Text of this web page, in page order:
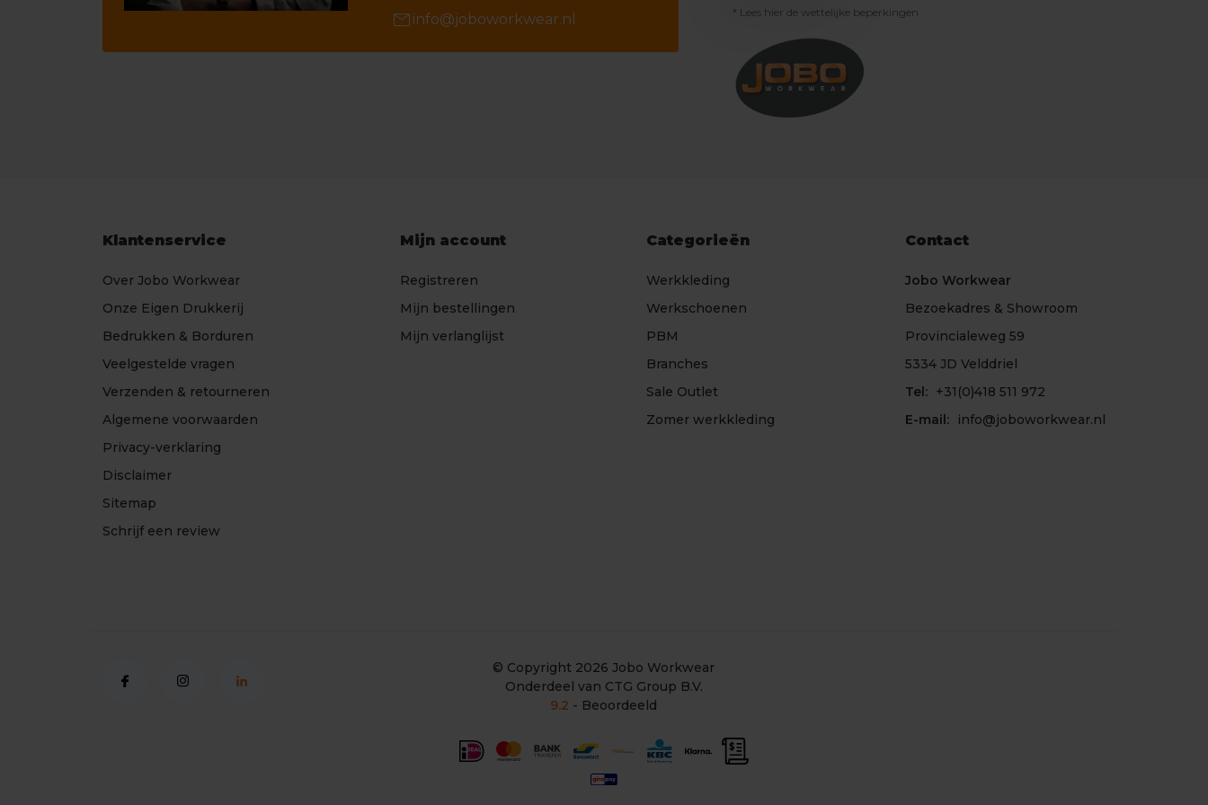
mail info@joboworkwear.nl * Lees hier de wettelijke beperkingen
Klantenservice
Over Jobo Workwear
Onze Eigen Drukkerij
Bedrukken & Borduren
Veelgestelde vragen
Verzenden & retourneren
Algemene voorwaarden
Privacy-verklaring
Disclaimer
Sitemap
Schrijf een review
Mijn account
Registreren
Mijn bestellingen
Mijn verlanglijst
Categorieën
Werkkleding
Werkschoenen
PBM
Branches
Sale Outlet
Zomer werkkleding
Contact
Jobo Workwear
Bezoekadres & Showroom
Provincialeweg 59
5334 JD Velddriel
Tel: +31(0)418 511 972
E-mail:
info@joboworkwear.nl
© Copyright 2026 Jobo Workwear
Onderdeel van CTG Group B.V.
9.2 - Beoordeeld